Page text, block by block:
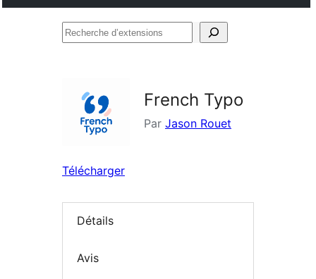
Recherche
French Typo
Par Jason Rouet
Télécharger
Détails
Avis